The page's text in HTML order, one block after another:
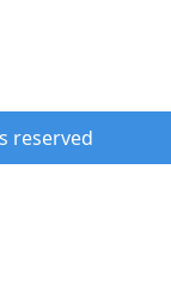
reserved